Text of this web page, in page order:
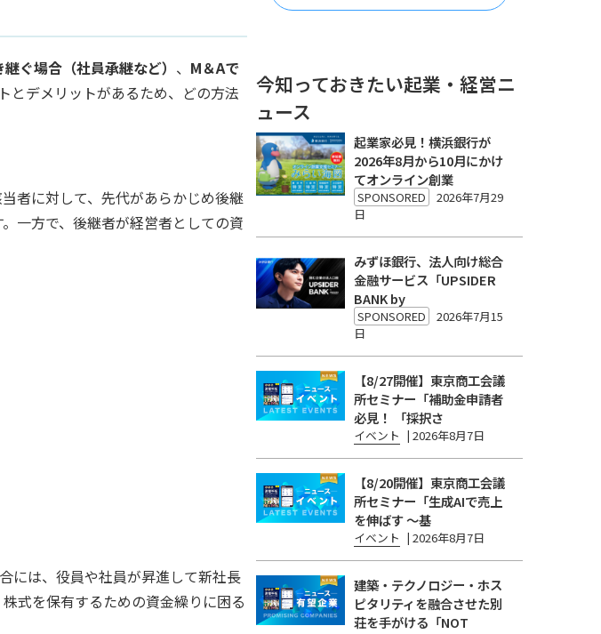
ぐ場合（社員承継など） 、 M＆Aで
とデメリットがあるため、どの方法
者に対して、先代があらかじめ後継
一方で、後継者が経営者としての資
には、役員や社員が昇進して新社長
式を保有するための資金繰りに困る
今知っておきたい起業・経営ニ
ュース
起業家必見！横浜銀行が
2026年8月から10月にかけ
てオンライン創業
SPONSORED
2026年7月29
日
みずほ銀行、法人向け総合
金融サービス「UPSIDER
BANK by
SPONSORED
2026年7月15
日
【8/27開催】東京商工会議
所セミナー「補助金申請者
必見！ 「採択さ
イベント | 2026年8月7日
【8/20開催】東京商工会議
所セミナー「生成AIで売上
を伸ばす 〜基
イベント | 2026年8月7日
建築・テクノロジー・ホス
ピタリティを融合させた別
荘を手がける「NOT